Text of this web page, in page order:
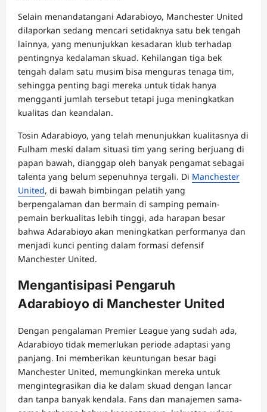
Selain menandatangani Adarabioyo, Manchester United
dilaporkan sedang mencari setidaknya satu bek tengah
lainnya, yang menunjukkan kesadaran klub terhadap
pentingnya kedalaman skuad. Kehilangan tiga bek
tengah dalam satu musim bisa menguras tenaga tim,
sehingga penting bagi mereka untuk tidak hanya
mengganti jumlah tersebut tetapi juga meningkatkan
kualitas dan keandalan.
Tosin Adarabioyo, yang telah menunjukkan kualitasnya di
Fulham meski dalam situasi tim yang sering berjuang di
papan bawah, dianggap oleh banyak pengamat sebagai
talenta yang belum sepenuhnya tergali. Di Manchester
United, di bawah bimbingan pelatih yang
berpengalaman dan bermain di samping pemain-
pemain berkualitas lebih tinggi, ada harapan besar
bahwa Adarabioyo akan meningkatkan performanya dan
menjadi kunci penting dalam formasi defensif
Manchester United.
Mengantisipasi Pengaruh
Adarabioyo di Manchester United
Dengan pengalaman Premier League yang sudah ada,
Adarabioyo tidak memerlukan periode adaptasi yang
panjang. Ini memberikan keuntungan besar bagi
Manchester United, memungkinkan mereka untuk
mengintegrasikan dia ke dalam skuad dengan lancar
dan tanpa banyak kendala. Fans dan manajemen sama-